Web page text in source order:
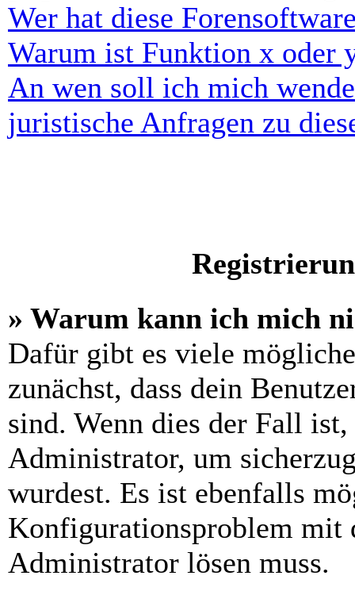
Wer hat diese
Warum ist Funktion x oder
An wen soll ich mich
juristische Anfragen zu
» Warum kann ich mich
Dafür gibt es viele
zunächst, dass dein
sind. Wenn dies der Fall
Administrator, um
wurdest. Es ist ebenfalls
Konfigurationsproblem mit
Administrator lösen muss.